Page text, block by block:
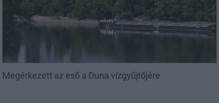
Megérkezett az eső a Duna vízgyűjtőjére